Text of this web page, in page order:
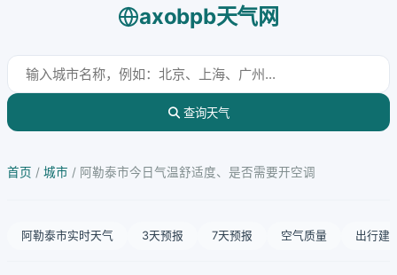
axobpb天气网
查询天气
首页 / 城市 / 阿勒泰市今日气温舒适度、是否需要开空调
阿勒泰市实时天气 3天预报 7天预报 空气质量 出行建